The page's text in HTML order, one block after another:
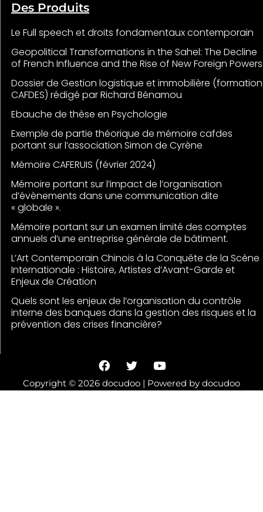
Des Produits
Le Full speech et droits fondamentaux contemporain
Geopolitical Transformations in the Sahel: The Decline
of French Influence and the Rise of New Foreign Powers
Dossier de Gestion logistique et immobilière (formation
CAFDES) rédigé par Richard Bénamou
Ebauche de thèse en Psychologie
Exemple de partie théorique de mémoire cafdes
portant sur l’association Simon de Cyrène
Mémoire CAFERUIS (février 2024)
Mémoire portant sur l’impact de l’organisation
d’évènements dans une communication dite
« globale ».
Mémoire portant sur un examen limité des comptes
annuels d’une entreprise générale de bâtiment.
L’Art Contemporain Chinois à la Conquête de la Scène
Internationale : Histoire, Artistes d’Avant-Garde et
Enjeux de Création
Quels sont les enjeux de l’organisation du contrôle
interne des banques dans la gestion des risques et la
prévention des crises financière?
F
a
c
e
T
w
i
t
Y
o
u
t
Copyright © 2026 docudoo | Powered by docudoo